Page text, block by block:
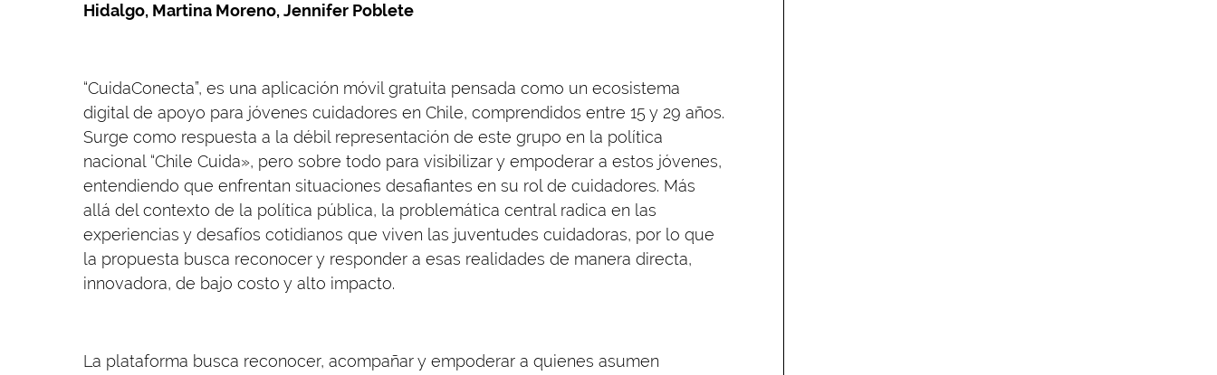
Hidalgo, Martina Moreno, Jennifer Poblete
“CuidaConecta”, es una aplicación móvil gratuita pensada como un ecosistema
digital de apoyo para jóvenes cuidadores en Chile, comprendidos entre 15 y 29 años.
Surge como respuesta a la débil representación de este grupo en la política
nacional “Chile Cuida», pero sobre todo para visibilizar y empoderar a estos jóvenes,
entendiendo que enfrentan situaciones desafiantes en su rol de cuidadores. Más
allá del contexto de la política pública, la problemática central radica en las
experiencias y desafíos cotidianos que viven las juventudes cuidadoras, por lo que
la propuesta busca reconocer y responder a esas realidades de manera directa,
innovadora, de bajo costo y alto impacto.
La plataforma busca reconocer, acompañar y empoderar a quienes asumen